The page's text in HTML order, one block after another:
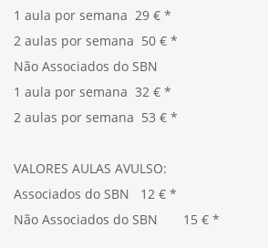
1 aula por semana 29 € *
2 aulas por semana 50 € *
Não Associados do SBN
1 aula por semana 32 € *
2 aulas por semana 53 € *
VALORES AULAS AVULSO:
Associados do SBN 12 € *
Não Associados do SBN 15 € *